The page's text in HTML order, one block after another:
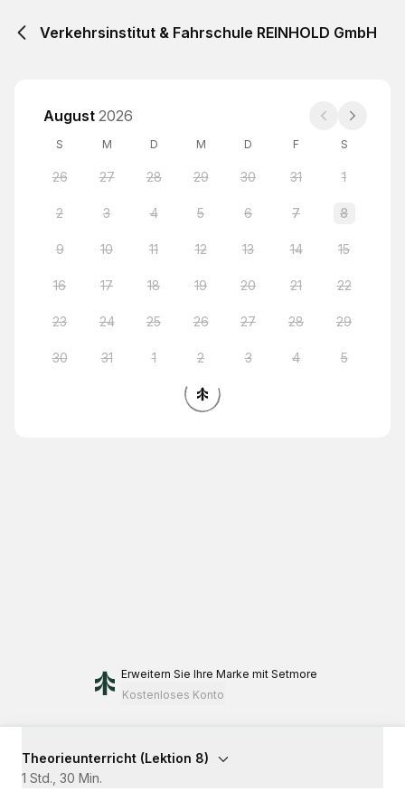
Verkehrsinstitut & Fahrschule REINHOLD GmbH
August 2026
S M D M D F S
26 27 28 29 30 31 1
2 3 4 5 6 7 8
9 10 11 12 13 14 15
16 17 18 19 20 21 22
23 24 25 26 27 28 29
30 31 1 2 3 4 5
Erweitern Sie Ihre Marke mit Setmore
Kostenloses Konto
Theorieunterricht (Lektion 8)
1 Std., 30 Min.